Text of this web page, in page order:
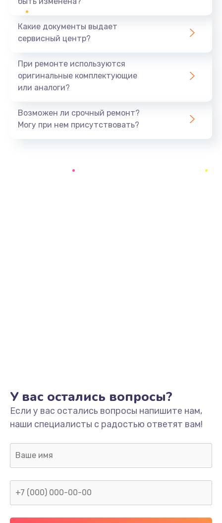
Ремонт южного моста
Замена батарейки BIOS
Заказать
Замена/Pемонт карбюратора
1300 руб.
Заказать
Ремонт капиллярной трубки
400 руб.
Какие документы выдает
сервисный центр?
При ремонте используются
оригинальные комплектующие
или аналоги?
Возможен ли срочный ремонт?
Могу при нем присутствовать?
У вас остались вопросы?
Если у вас остались вопросы напишите нам,
наши специалисты с радостью ответят вам!